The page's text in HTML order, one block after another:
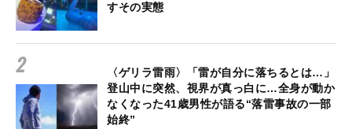
すその実態
〈ゲリラ雷雨〉「雷が自分に落ちるとは…」
登山中に突然、視界が真っ白に…全身が動か
なくなった41歳男性が語る“落雷事故の一部
始終”